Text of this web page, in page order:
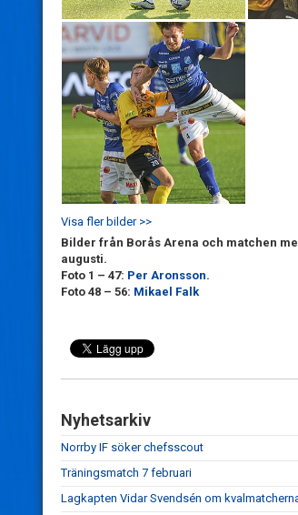
Visa fler bilder >>
Bilder från Borås Arena och matchen
augusti.
Foto 1 – 47: Per Aronsson.
Foto 48 – 56: Mikael Falk
Nyhetsarkiv
Norrby IF söker chefsscout
Träningsmatch 7 februari
Lagkapten Vidar Svendsén om